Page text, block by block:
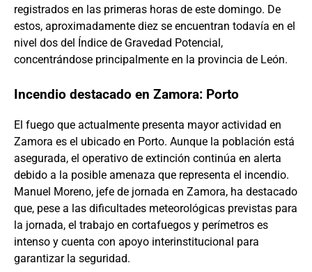
registrados en las primeras horas de este domingo. De
estos, aproximadamente diez se encuentran todavía en el
nivel dos del Índice de Gravedad Potencial,
concentrándose principalmente en la provincia de León.
Incendio destacado en Zamora: Porto
El fuego que actualmente presenta mayor actividad en
Zamora es el ubicado en Porto. Aunque la población está
asegurada, el operativo de extinción continúa en alerta
debido a la posible amenaza que representa el incendio.
Manuel Moreno, jefe de jornada en Zamora, ha destacado
que, pese a las dificultades meteorológicas previstas para
la jornada, el trabajo en cortafuegos y perímetros es
intenso y cuenta con apoyo interinstitucional para
garantizar la seguridad.